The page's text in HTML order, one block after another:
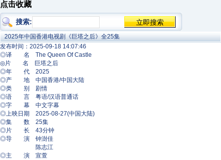
点击收藏
搜索:
2025年中国香港电视剧《巨塔之后》全25集
发布时间：2025-09-18 14:07:46
◎译 名 The Queen Of Castle
◎片 名 巨塔之后
◎年 代 2025
◎产 地 中国香港/中国大陆
◎类 别 剧情
◎语 言 粤语/汉语普通话
◎字 幕 中文字幕
◎上映日期 2025-08-27(中国大陆)
◎集 数 25集
◎片 长 43分钟
◎导 演 钟澍佳
陈志江
◎主 演 宣萱